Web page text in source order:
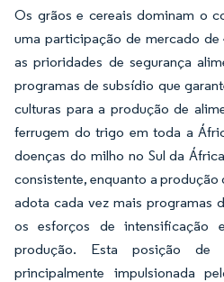
Os grãos e cereais dominam o
uma participação de mercado de
as prioridades de segurança
programas de subsídio que
culturas para a produção de
ferrugem do trigo em toda a
doenças do milho no Sul da
consistente, enquanto a produção
adota cada vez mais programas
os esforços de intensificação
produção. Esta posição de
principalmente impulsionada